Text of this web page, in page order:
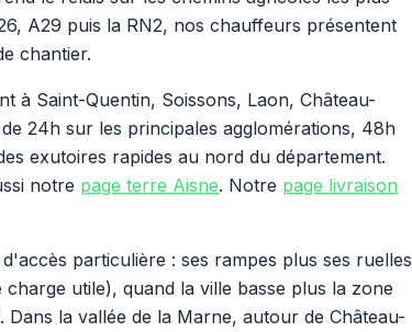
A29 puis la RN2, nos chauffeurs présentent
chantier.
à Saint-Quentin, Soissons, Laon, Château-
24h sur les principales agglomérations, 48h
exutoires rapides au nord du département.
notre page terre Aisne. Notre page livraison
particulière : ses rampes plus ses ruelles
utile), quand la ville basse plus la zone
la vallée de la Marne, autour de Château-